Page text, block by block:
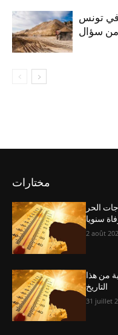
في تونس
مختارات
الحر
2 août
من هذا
التاريخ
31 juillet